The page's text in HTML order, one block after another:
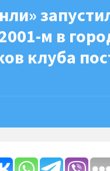
м в
клуба